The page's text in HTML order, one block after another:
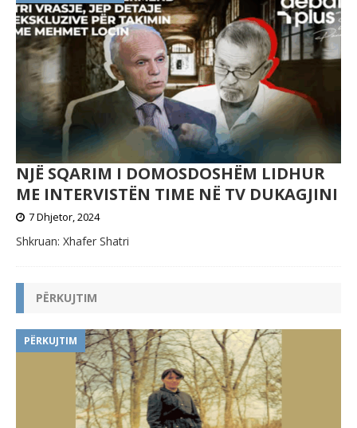
NJË SQARIM I DOMOSDOSHËM LIDHUR
ME INTERVISTËN TIME NË TV DUKAGJINI
7 Dhjetor, 2024
Shkruan: Xhafer Shatri
PËRKUJTIM
PËRKUJTIM